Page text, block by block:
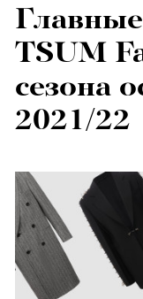
TSUM
сезона
2021/22